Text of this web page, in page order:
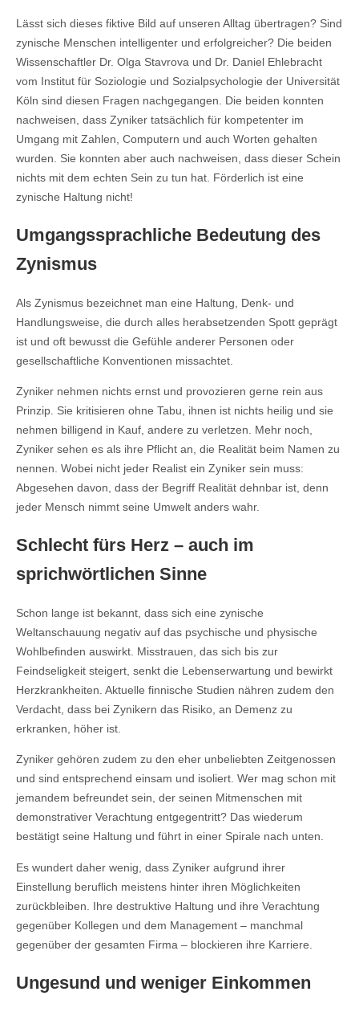
Lässt sich dieses fiktive Bild auf unseren Alltag übertragen? Sind
zynische Menschen intelligenter und erfolgreicher? Die beiden
Wissenschaftler Dr. Olga Stavrova und Dr. Daniel Ehlebracht
vom Institut für Soziologie und Sozialpsychologie der Universität
Köln sind diesen Fragen nachgegangen. Die beiden konnten
nachweisen, dass Zyniker tatsächlich für kompetenter im
Umgang mit Zahlen, Computern und auch Worten gehalten
wurden. Sie konnten aber auch nachweisen, dass dieser Schein
nichts mit dem echten Sein zu tun hat. Förderlich ist eine
zynische Haltung nicht!
Umgangssprachliche Bedeutung des
Zynismus
Als Zynismus bezeichnet man eine Haltung, Denk- und
Handlungsweise, die durch alles herabsetzenden Spott geprägt
ist und oft bewusst die Gefühle anderer Personen oder
gesellschaftliche Konventionen missachtet.
Zyniker nehmen nichts ernst und provozieren gerne rein aus
Prinzip. Sie kritisieren ohne Tabu, ihnen ist nichts heilig und sie
nehmen billigend in Kauf, andere zu verletzen. Mehr noch,
Zyniker sehen es als ihre Pflicht an, die Realität beim Namen zu
nennen. Wobei nicht jeder Realist ein Zyniker sein muss:
Abgesehen davon, dass der Begriff Realität dehnbar ist, denn
jeder Mensch nimmt seine Umwelt anders wahr.
Schlecht fürs Herz – auch im
sprichwörtlichen Sinne
Schon lange ist bekannt, dass sich eine zynische
Weltanschauung negativ auf das psychische und physische
Wohlbefinden auswirkt. Misstrauen, das sich bis zur
Feindseligkeit steigert, senkt die Lebenserwartung und bewirkt
Herzkrankheiten. Aktuelle finnische Studien nähren zudem den
Verdacht, dass bei Zynikern das Risiko, an Demenz zu
erkranken, höher ist.
Zyniker gehören zudem zu den eher unbeliebten Zeitgenossen
und sind entsprechend einsam und isoliert. Wer mag schon mit
jemandem befreundet sein, der seinen Mitmenschen mit
demonstrativer Verachtung entgegentritt? Das wiederum
bestätigt seine Haltung und führt in einer Spirale nach unten.
Es wundert daher wenig, dass Zyniker aufgrund ihrer
Einstellung beruflich meistens hinter ihren Möglichkeiten
zurückbleiben. Ihre destruktive Haltung und ihre Verachtung
gegenüber Kollegen und dem Management – manchmal
gegenüber der gesamten Firma – blockieren ihre Karriere.
Ungesund und weniger Einkommen